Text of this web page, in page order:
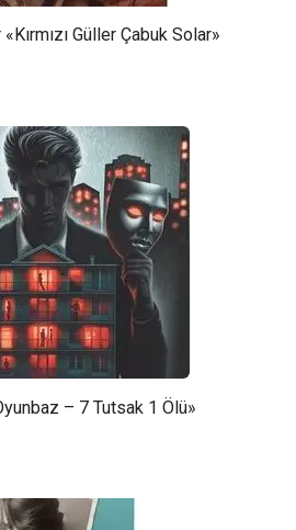
Güller Çabuk Solar»
– 7 Tutsak 1 Ölü»